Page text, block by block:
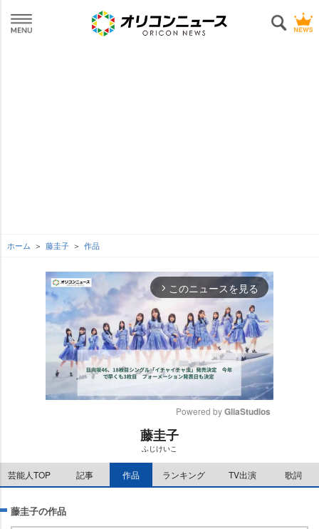
ホーム 藤圭子 作品
arrow_forward_ios このニュースを見る
Powered by GliaStudios
藤圭子
ふじけいこ
芸能人TOP 記事 作品 ランキング TV出演 歌詞
藤圭子の作品